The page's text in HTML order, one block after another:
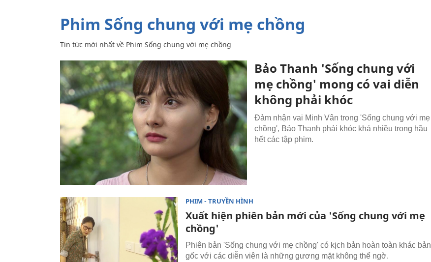
Phim Sống chung với mẹ chồng
Tin tức mới nhất về Phim Sống chung với mẹ chồng
Bảo Thanh 'Sống chung với
mẹ chồng' mong có vai diễn
không phải khóc
Đảm nhận vai Minh Vân trong 'Sống chung với mẹ
chồng', Bảo Thanh phải khóc khá nhiều trong hầu
hết các tập phim.
PHIM - TRUYỀN HÌNH
Xuất hiện phiên bản mới của 'Sống chung với mẹ
chồng'
Phiên bản 'Sống chung với mẹ chồng' có kịch bản hoàn toàn khác bản
gốc với các diễn viên là những gương mặt không thể ngờ.